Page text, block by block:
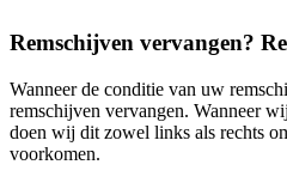
Remschijven vervangen?
Wanneer de conditie van uw
remschijven vervangen. Wanneer
doen wij dit zowel links als rechts
voorkomen.